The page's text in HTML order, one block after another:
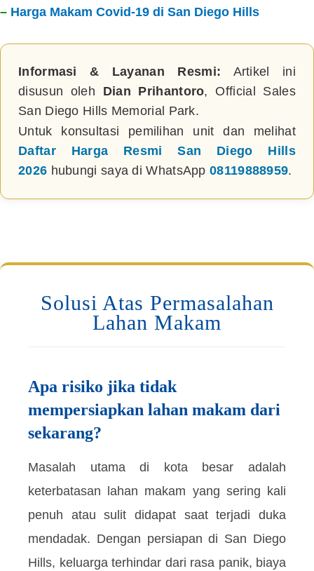
– Harga Makam Covid-19 di San Diego Hills
Informasi & Layanan Resmi: Artikel ini
disusun oleh Dian Prihantoro, Official Sales
San Diego Hills Memorial Park.
Untuk konsultasi pemilihan unit dan melihat
Daftar Harga Resmi San Diego Hills
2026 hubungi saya di WhatsApp08119888959.
Solusi Atas Permasalahan
Lahan Makam
Apa risiko jika tidak
mempersiapkan lahan makam dari
sekarang?
Masalah utama di kota besar adalah
keterbatasan lahan makam yang sering kali
penuh atau sulit didapat saat terjadi duka
mendadak. Dengan persiapan di San Diego
Hills, keluarga terhindar dari rasa panik, biaya